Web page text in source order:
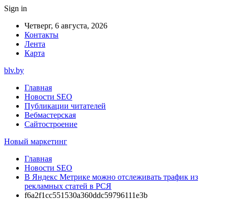
Sign in
Четверг, 6 августа, 2026
Контакты
Лента
Карта
blv.by
Главная
Новости SEO
Публикации читателей
Вебмастерская
Сайтостроение
Новый маркетинг
Главная
Новости SEO
В Яндекс Метрике можно отслеживать трафик из
рекламных статей в РСЯ
f6a2f1cc551530a360ddc59796111e3b